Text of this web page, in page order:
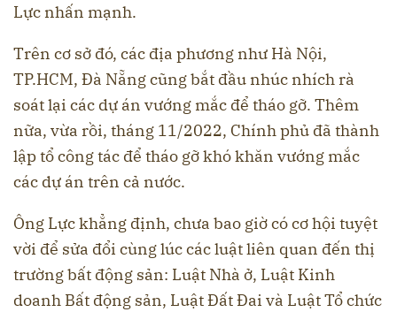
Lực nhấn mạnh.
Trên cơ sở đó, các địa phương như Hà Nội,
TP.HCM, Đà Nẵng cũng bắt đầu nhúc nhích rà
soát lại các dự án vướng mắc để tháo gỡ. Thêm
nữa, vừa rồi, tháng 11/2022, Chính phủ đã thành
lập tổ công tác để tháo gỡ khó khăn vướng mắc
các dự án trên cả nước.
Ông Lực khẳng định, chưa bao giờ có cơ hội tuyệt
vời để sửa đổi cùng lúc các luật liên quan đến thị
trường bất động sản: Luật Nhà ở, Luật Kinh
doanh Bất động sản, Luật Đất Đai và Luật Tổ chức